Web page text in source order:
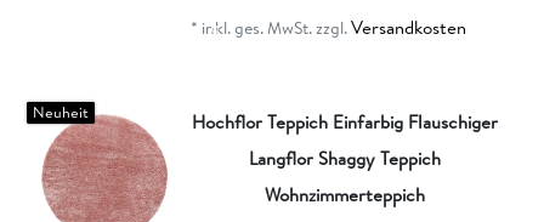
g
* inkl. ges. MwSt.zzgl.Versandkosten
Neuheit
Hochflor Teppich Einfarbig Flauschiger
Langflor Shaggy Teppich
Wohnzimmerteppich